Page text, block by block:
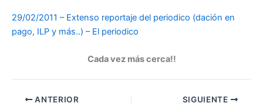
29/02/2011 – Extenso reportaje del periodico (dación en
pago, ILP y más..) – El periodico
Cada vez más cerca!!
ANTERIOR SIGUIENTE